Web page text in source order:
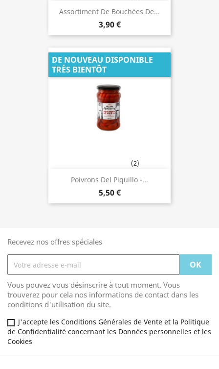
Assortiment De Bouchées De...
3,90 €
Poivrons Del Piquillo -...
5,50 €
(2)
DE NOUVEAU DISPONIBLE
TRÈS BIENTÔT
Recevez nos offres spéciales
Vous pouvez vous désinscrire à tout moment. Vous
trouverez pour cela nos informations de contact dans les
conditions d'utilisation du site.
J'accepte les Conditions Générales de Vente et la Politique
de Confidentialité concernant les Données personnelles et les
Cookies